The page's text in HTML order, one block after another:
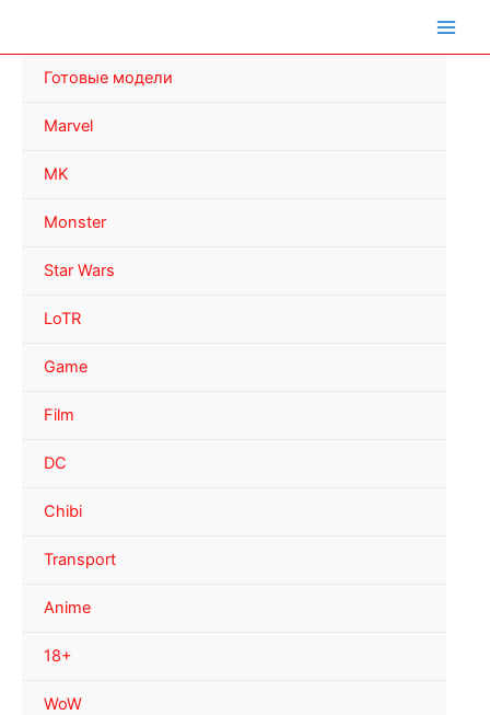
Готовые модели
Marvel
MK
Monster
Star Wars
LoTR
Game
Film
DC
Chibi
Transport
Anime
18+
WoW